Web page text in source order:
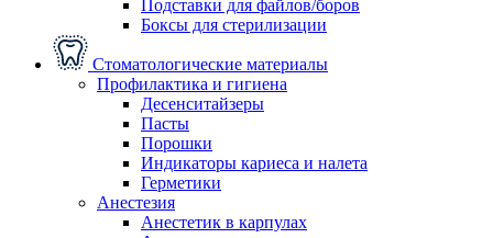
Подставки для файлов/боров
Боксы для стерилизации
Стоматологические материалы
Профилактика и гигиена
Десенситайзеры
Пасты
Порошки
Индикаторы кариеса и налета
Герметики
Анестезия
Анестетик в карпулах